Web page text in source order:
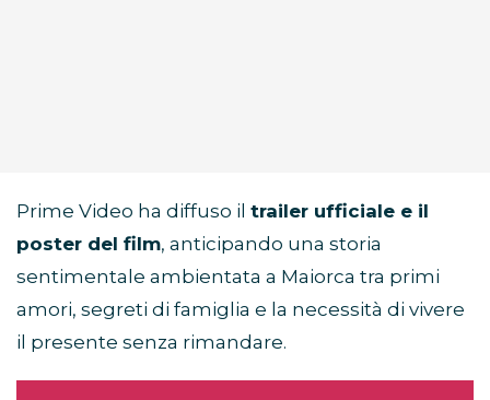
Prime Video ha diffuso il trailer ufficiale e il
poster del film, anticipando una storia
sentimentale ambientata a Maiorca tra primi
amori, segreti di famiglia e la necessità di vivere
il presente senza rimandare.